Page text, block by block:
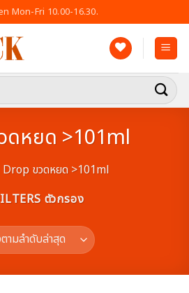
Mon-Fri 10.00-16.30.
ดหยด >101ml
Drop ขวดหยด >101ml
ตัวกรอง